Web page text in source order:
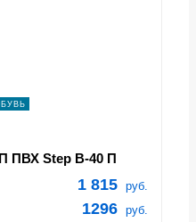
ПВХ Step B-40 П
1 815 руб.
1296 руб.